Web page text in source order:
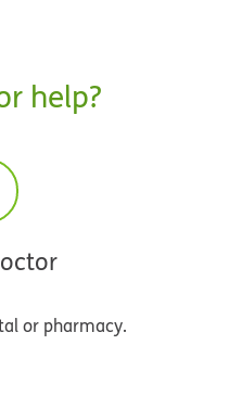
help?
or pharmacy.